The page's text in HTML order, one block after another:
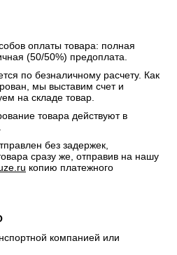
оплаты товара: полная
(50/50%) предоплата.
по безналичному расчету. Как
мы выставим счет и
на складе товар.
товара действуют в
без задержек,
сразу же, отправив на нашу
копию платежного
компанией или